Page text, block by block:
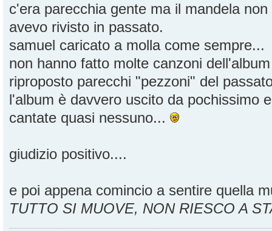
c'era parecchia gente ma il mandela
avevo rivisto in passato.
samuel caricato a molla come sempre...
non hanno fatto molte canzoni
riproposto parecchi "pezzoni" del
l'album è davvero uscito da pochissimo
cantate quasi nessuno...
giudizio positivo....
e poi appena comincio a sentire quella
TUTTO SI MUOVE, NON RIESCO A